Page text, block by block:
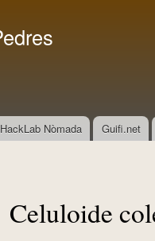
HackLab Nòmada Guifi.net
Celuloide